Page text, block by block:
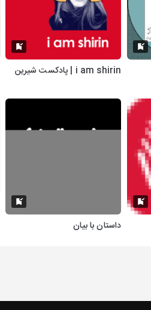
i am shirin | پادکست شیرین
داستان با بیان